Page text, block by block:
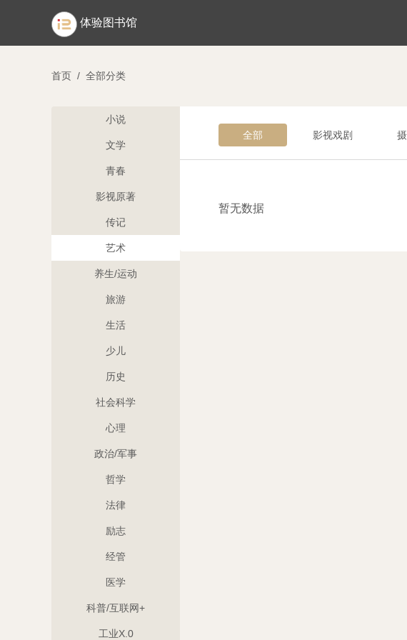
体验图书馆
首页 / 全部分类
小说
文学
青春
影视原著
传记
艺术
养生/运动
旅游
生活
少儿
历史
社会科学
心理
政治/军事
哲学
法律
励志
经管
医学
科普/互联网+
工业X.0
全部 影视戏剧
暂无数据